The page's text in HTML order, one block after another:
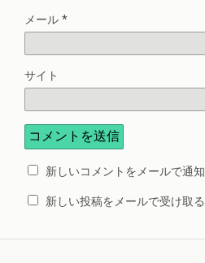
メール *
サイト
新しいコメントをメールで通知
新しい投稿をメールで受け取る